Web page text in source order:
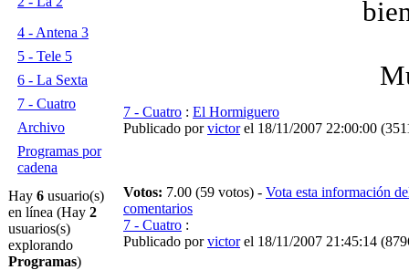
4 - Antena 3
5 - Tele 5
6 - La Sexta
7 - Cuatro
Archivo
Programas por
cadena
Hay 6 usuario(s)
en línea (Hay 2
usuarios(s)
explorando
Programas)
7 - Cuatro : El Hormiguero
Publicado porvictor el 18/11/2007 22:00:00 (
Votos: 7.00 (59 votos) - Vota esta información
comentarios
7 - Cuatro :
Publicado porvictor el 18/11/2007 21:45:14 (